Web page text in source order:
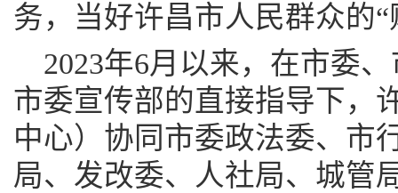
务，当好许昌市人民群众的
2023年6月以来，在市委
市委宣传部的直接指导下，
中心）协同市委政法委、市
局、发改委、人社局、城管